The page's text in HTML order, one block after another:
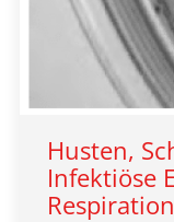
Husten,
Infektiöse